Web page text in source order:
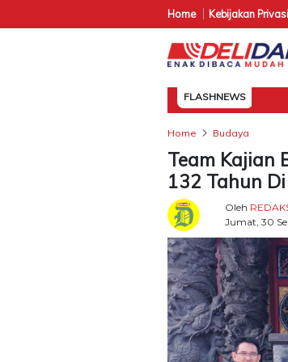
Home Kebijakan Privasi
FLASHNEWS
Home Budaya
Team Kajian
132 Tahun
Oleh
Jumat, 30